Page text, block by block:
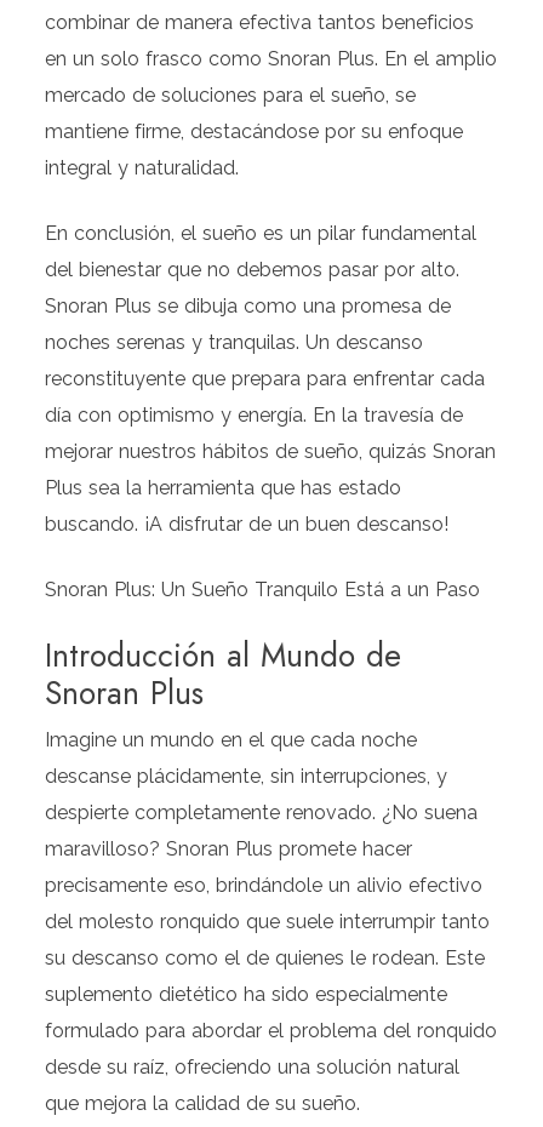
combinar de manera efectiva tantos beneficios
en un solo frasco como Snoran Plus. En el amplio
mercado de soluciones para el sueño, se
mantiene firme, destacándose por su enfoque
integral y naturalidad.
En conclusión, el sueño es un pilar fundamental
del bienestar que no debemos pasar por alto.
Snoran Plus se dibuja como una promesa de
noches serenas y tranquilas. Un descanso
reconstituyente que prepara para enfrentar cada
día con optimismo y energía. En la travesía de
mejorar nuestros hábitos de sueño, quizás Snoran
Plus sea la herramienta que has estado
buscando. ¡A disfrutar de un buen descanso!
Snoran Plus: Un Sueño Tranquilo Está a un Paso
Introducción al Mundo de
Snoran Plus
Imagine un mundo en el que cada noche
descanse plácidamente, sin interrupciones, y
despierte completamente renovado. ¿No suena
maravilloso? Snoran Plus promete hacer
precisamente eso, brindándole un alivio efectivo
del molesto ronquido que suele interrumpir tanto
su descanso como el de quienes le rodean. Este
suplemento dietético ha sido especialmente
formulado para abordar el problema del ronquido
desde su raíz, ofreciendo una solución natural
que mejora la calidad de su sueño.